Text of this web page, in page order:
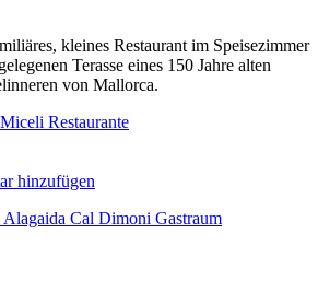
kleines Restaurant im Speisezimmer
Terasse eines 150 Jahre alten
von Mallorca.
Restaurante
hinzufügen